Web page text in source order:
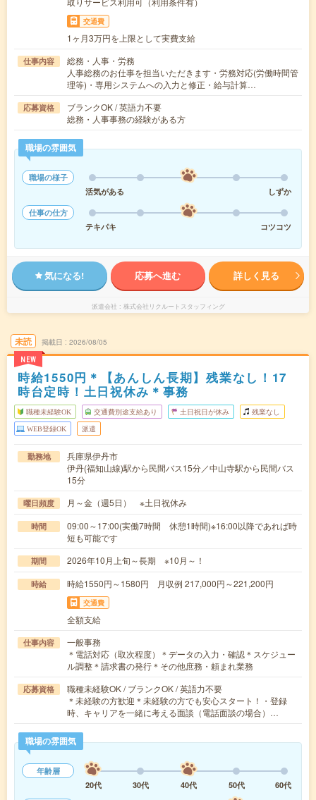
交通費
1ヶ月3万円を上限として実費支給
仕事内容
総務・人事・労務
人事総務のお仕事を担当いただきます・労務対応(労働時間管
理等)・専用システムへの入力と修正・給与計算…
応募資格
ブランクOK / 英語力不要
総務・人事事務の経験がある方
職場の雰囲気
職場の様子
活気がある
しずか
仕事の仕方
テキパキ
コツコツ
気になる! 応募へ進む 詳しく見る
派遣会社 株式会社リクルートスタッフィング
未読
NEW
掲載日 2026/08/05
時給1550円＊【あんしん長期】残業なし！17
時台定時！土日祝休み＊事務
職種未経験OK 交通費別途支給あり 土日祝日が休み 残業なし
WEB登録OK 派遣
勤務地
兵庫県伊丹市
伊丹(福知山線)駅から民間バス15分／中山寺駅から民間バス
15分
曜日頻度 月～金（週5日） ※土日祝休み
時間
09:00～17:00(実働7時間 休憩1時間)※16:00以降であれば時
短も可能です
期間 2026年10月上旬～長期 ※10月～！
時給 時給1550円～1580円 月収例 217,000円～221,200円
交通費
全額支給
仕事内容
一般事務
＊電話対応（取次程度）＊データの入力・確認＊スケジュー
ル調整＊請求書の発行＊その他庶務・頼まれ業務
応募資格
職種未経験OK / ブランクOK / 英語力不要
＊未経験の方歓迎＊未経験の方でも安心スタート！・登録
時、キャリアを一緒に考える面談（電話面談の場合）…
職場の雰囲気
年齢層
20代
30代 40代 50代
60代